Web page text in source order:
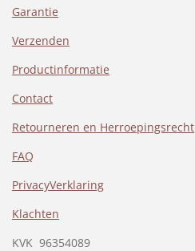
Garantie
Verzenden
Productinformatie
Contact
Retourneren en Herroepingsrecht
FAQ
PrivacyVerklaring
Klachten
KVK 96354089